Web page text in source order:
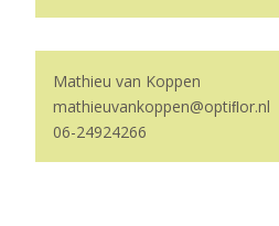
Mathieu van Koppen
mathieuvankoppen@optiﬂor.nl
06-24924266